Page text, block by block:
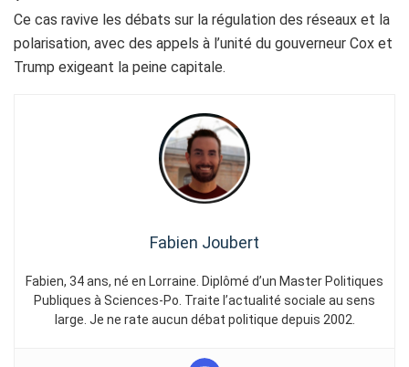
Ce cas ravive les débats sur la régulation des réseaux et la
polarisation, avec des appels à l’unité du gouverneur Cox et
Trump exigeant la peine capitale.
Fabien Joubert
Fabien, 34 ans, né en Lorraine. Diplômé d’un Master Politiques
Publiques à Sciences-Po. Traite l’actualité sociale au sens
large. Je ne rate aucun débat politique depuis 2002.